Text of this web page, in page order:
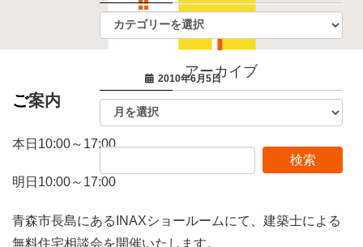
2010年6月5日
ご案内
本日10:00～17:00
明日10:00～17:00
青森市長島にあるINAXショールームにて、建築士による
無料住宅相談会を開催いたします。
アーカイブ